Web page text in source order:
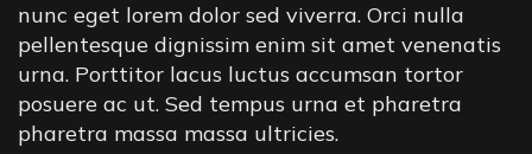
nunc eget lorem dolor sed viverra. Orci nulla
pellentesque dignissim enim sit amet venenatis
urna. Porttitor lacus luctus accumsan tortor
posuere ac ut. Sed tempus urna et pharetra
pharetra massa massa ultricies.